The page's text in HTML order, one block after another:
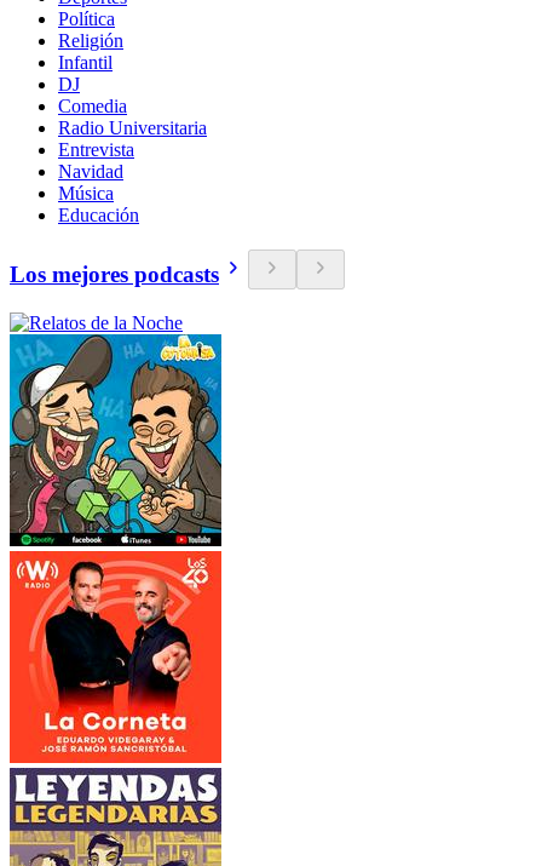
Política
Religión
Infantil
DJ
Comedia
Radio Universitaria
Entrevista
Navidad
Música
Educación
Los mejores podcasts